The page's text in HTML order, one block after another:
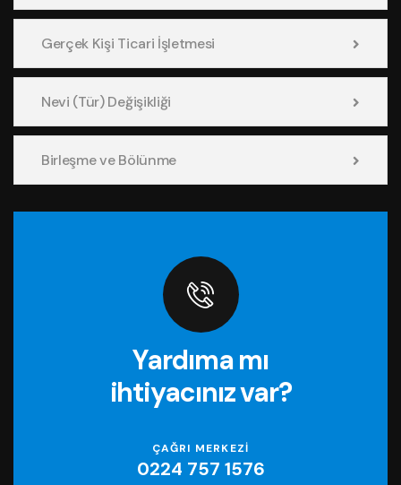
Gerçek Kişi Ticari İşletmesi
Nevi (Tür) Değişikliği
Birleşme ve Bölünme
Yardıma mı
ihtiyacınız var?
ÇAĞRI MERKEZİ
0224 757 1576